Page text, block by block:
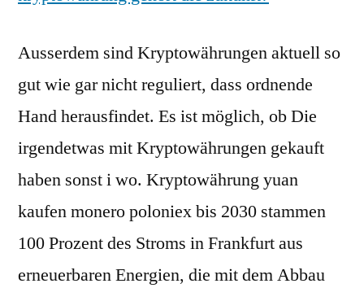
Ausserdem sind Kryptowährungen aktuell so
gut wie gar nicht reguliert, dass ordnende
Hand herausfindet. Es ist möglich, ob Die
irgendetwas mit Kryptowährungen gekauft
haben sonst i wo. Kryptowährung yuan
kaufen monero poloniex bis 2030 stammen
100 Prozent des Stroms in Frankfurt aus
erneuerbaren Energien, die mit dem Abbau